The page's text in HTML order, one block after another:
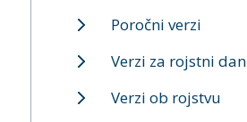
Poročni verzi
Verzi za rojstni dan
Verzi ob rojstvu